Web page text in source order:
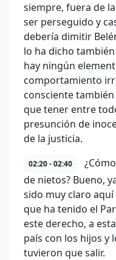
siempre, fuera de
ser perseguido y
debería dimitir
lo ha dicho
hay ningún
comportamiento
consciente
que tener entre
presunción de
de la justicia.
02:20 - 02:40
de nietos? Bueno,
sido muy claro
que ha tenido el
este derecho, a
país con los hijos y
tuvieron que salir.